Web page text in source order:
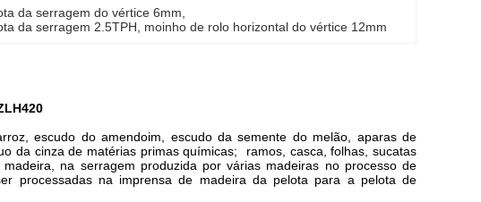
da serragem do vértice 6mm
da serragem 2.5TPH
moinho de rolo horizontal do vértice 12mm
escudo do amendoim, escudo da semente do melão, aparas de
da cinza de matérias primas químicas; ramos, casca, folhas, sucatas
na serragem produzida por várias madeiras no processo de
processadas na imprensa de madeira da pelota para a pelota de